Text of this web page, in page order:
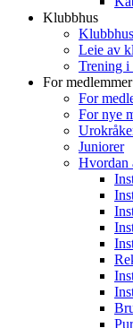
Klubbhus
Klubbhus
Leie av
Trening i
For medlemmer
For
For nye
Juniorer
Hvordan